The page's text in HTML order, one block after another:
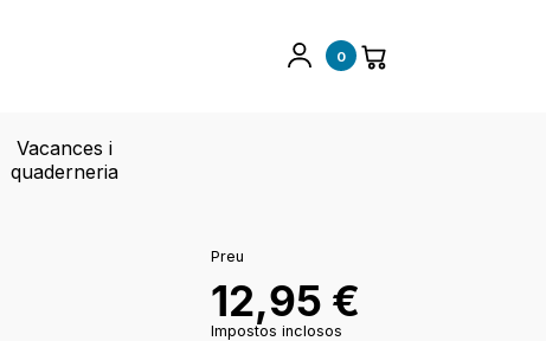
0
Vacances i
quaderneria
Preu
12,95 €
Impostos inclosos